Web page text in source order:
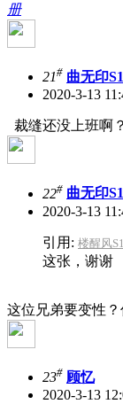
册
21# 曲无印
2020-3-13
裁缝还没上班啊？
22# 曲无印
2020-3-13
引用: 楼醒风
这张，谢谢
这位兄弟要变性
23# 顾忆
2020-3-13